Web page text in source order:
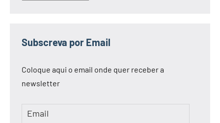
Subscreva por Email
Coloque aqui o email onde quer receber a
newsletter
Email